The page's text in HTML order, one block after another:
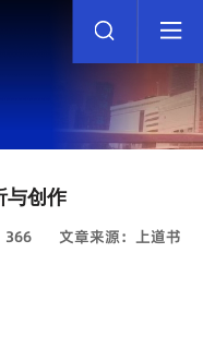
与创作
366
文章来源：上道书